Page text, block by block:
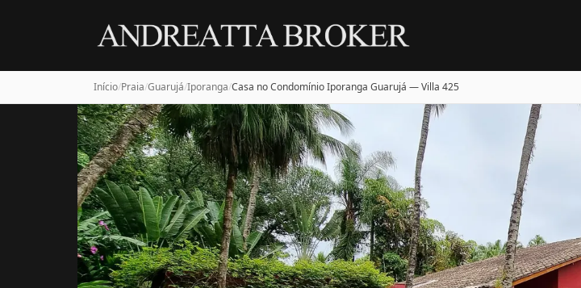
Início/Praia/Guarujá/Iporanga/Casa no Condomínio Iporanga Guarujá — Villa 425